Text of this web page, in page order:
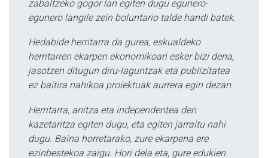
zabaltzeko gogor lan egiten dugu egunero-
egunero langile zein boluntario talde handi batek.
Hedabide herritarra da gurea, eskualdeko
herritarren ekarpen ekonomikoari esker bizi dena,
jasotzen ditugun diru-laguntzak eta publizitatea
ez baitira nahikoa proiektuak aurrera egin dezan.
Herritarra, anitza eta independentea den
kazetaritza egiten dugu, eta egiten jarraitu nahi
dugu. Baina horretarako, zure ekarpena ere
ezinbestekoa zaigu. Hori dela eta, gure edukien